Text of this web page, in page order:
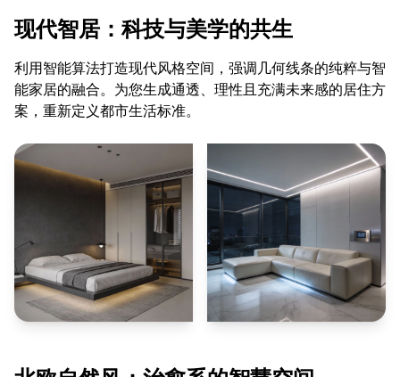
现代智居：科技与美学的共生
利用智能算法打造现代风格空间，强调几何线条的纯粹与智
能家居的融合。为您生成通透、理性且充满未来感的居住方
案，重新定义都市生活标准。